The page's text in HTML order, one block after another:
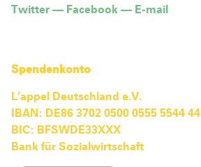
Twitter — Facebook — E-mail
Spendenkonto
L’appel Deutschland e.V.
IBAN: DE86 3702 0500 0555 5544 44
BIC: BFSWDE33XXX
Bank für Sozialwirtschaft